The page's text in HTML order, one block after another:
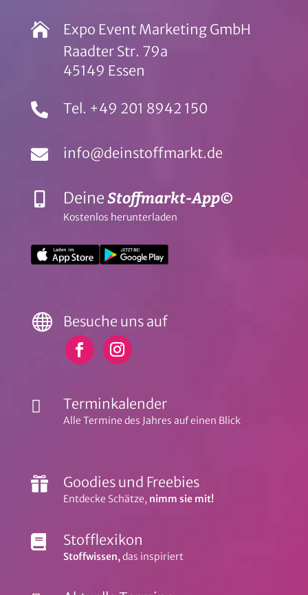

Expo Event Marketing GmbH
Raadter Str. 79a
45149 Essen
 Tel. +49 201 8942 150
 info@deinstoffmarkt.de
DeineStoffmarkt-App©
Kostenlos herunterladen
 Besuche uns auf
 Terminkalender
Alle Termine des Jahres auf einen Blick
 Goodies und Freebies
Entdecke Schätze, nimm sie mit!
 Stofflexikon
Stoffwissen,das inspiriert